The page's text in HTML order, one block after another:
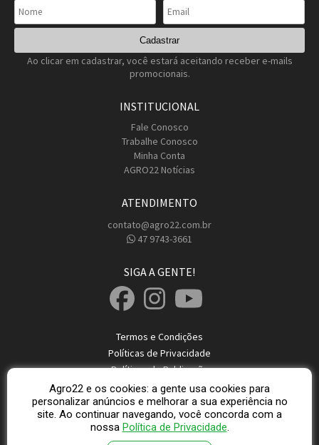
Ao clicar em cadastrar, você estará aceitando receber e-mails
promocionais.
INSTITUCIONAL
Fale Conosco
Trabalhe Conosco
Minha Conta
AGRO22 Notícias
ATENDIMENTO
contato@agro22.com.br
47 9743-3661
SIGA A GENTE!
© 2026 Direitos Reservados Agro22
Termos e Condições
Políticas de Privacidade
Políticas de Publicação
Dicas de Segurança
AGRO22 - CNPJ: 37.845.516/0001-47 Localidade: Rio do Sul - SC © 2026 -
Agro22 e os cookies: a gente usa cookies para
personalizar anúncios e melhorar a sua experiência no
site. Ao continuar navegando, você concorda com a
nossa Política de Privacidade.